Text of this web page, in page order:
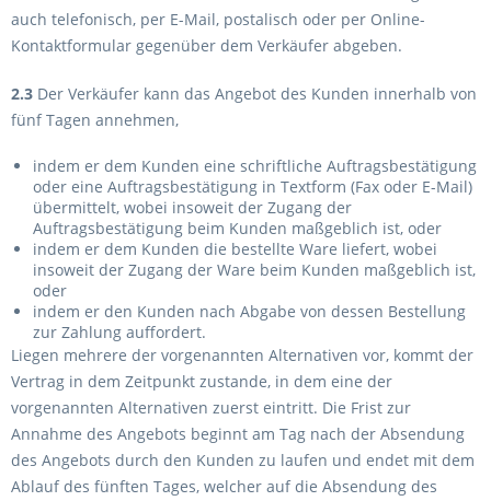
auch telefonisch, per E-Mail, postalisch oder per Online-
Kontaktformular gegenüber dem Verkäufer abgeben.
2.3 Der Verkäufer kann das Angebot des Kunden innerhalb von
fünf Tagen annehmen,
indem er dem Kunden eine schriftliche Auftragsbestätigung
oder eine Auftragsbestätigung in Textform (Fax oder E-Mail)
übermittelt, wobei insoweit der Zugang der
Auftragsbestätigung beim Kunden maßgeblich ist, oder
indem er dem Kunden die bestellte Ware liefert, wobei
insoweit der Zugang der Ware beim Kunden maßgeblich ist,
oder
indem er den Kunden nach Abgabe von dessen Bestellung
zur Zahlung auffordert.
Liegen mehrere der vorgenannten Alternativen vor, kommt der
Vertrag in dem Zeitpunkt zustande, in dem eine der
vorgenannten Alternativen zuerst eintritt. Die Frist zur
Annahme des Angebots beginnt am Tag nach der Absendung
des Angebots durch den Kunden zu laufen und endet mit dem
Ablauf des fünften Tages, welcher auf die Absendung des